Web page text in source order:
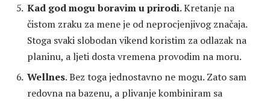
Kad god mogu boravim u prirodi. Kretanje na
čistom zraku za mene je od neprocjenjivog značaja.
Stoga svaki slobodan vikend koristim za odlazak na
planinu, a ljeti dosta vremena provodim na moru.
Wellnes. Bez toga jednostavno ne mogu. Zato sam
redovna na bazenu, a plivanje kombiniram sa